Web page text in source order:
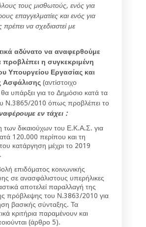
τους μισθωτούς, ενός για
επαγγελματίες και ενός για
πρέπει να σχεδιαστεί με
αδύνατο να αναφερθούμε
η συγκεκριμένη
Υπουργείου Εργασίας και
Ασφάλισης (αντίστοιχο
υπάρξει για το Δημόσιο κατά τα
Ν.3865/2010 όπως προβλέπει το
εν τάχει :
των δικαιούχων του Ε.Κ.Α.Σ. για
120.000 περίπου και τη
κατάργηση μέχρι το 2019
επιδόματος κοινωνικής
σε ανασφάλιστους υπερήλικες
αποτελεί παραλλαγή της
πρόβλεψης του Ν.3863/2010 για
βασικής σύνταξης. Τα
κριτήρια παραμένουν και
(άρθρο 5).